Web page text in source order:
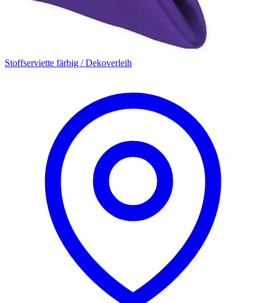
Stoffserviette färbig / Dekoverleih